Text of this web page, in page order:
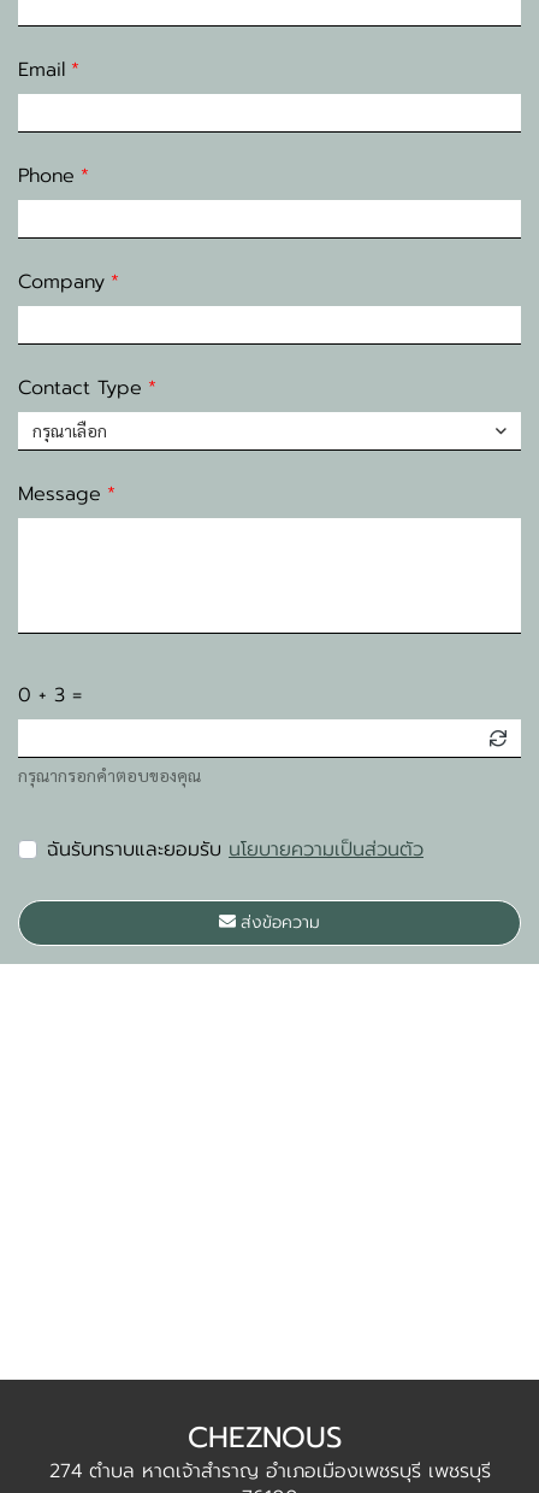
Email
Phone
Company
Contact Type
กรุณาเลือก
Message
0 + 3 =
กรุณากรอกคำตอบของคุณ
ฉันรับทราบและยอมรับ นโยบายความเป็นส่วนตัว
ส่งข้อความ
CHEZNOUS
274 ตำบล หาดเจ้าสำราญ อำเภอเมืองเพชรบุรี เพชรบุรี